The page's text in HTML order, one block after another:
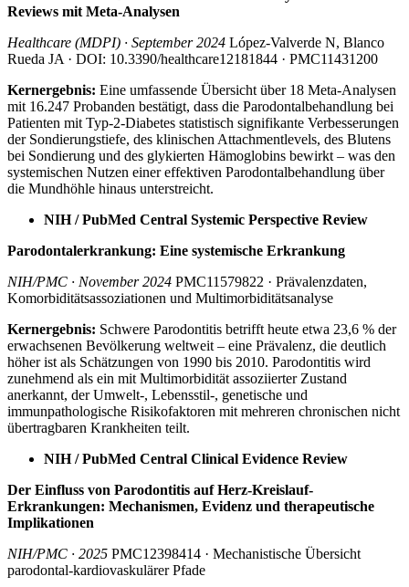
Reviews mit Meta-Analysen
Healthcare (MDPI) · September 2024 López-Valverde N, Blanco
Rueda JA · DOI: 10.3390/healthcare12181844 · PMC11431200
Kernergebnis: Eine umfassende Übersicht über 18 Meta-Analysen
mit 16.247 Probanden bestätigt, dass die Parodontalbehandlung bei
Patienten mit Typ-2-Diabetes statistisch signifikante Verbesserungen
der Sondierungstiefe, des klinischen Attachmentlevels, des Blutens
bei Sondierung und des glykierten Hämoglobins bewirkt – was den
systemischen Nutzen einer effektiven Parodontalbehandlung über
die Mundhöhle hinaus unterstreicht.
NIH / PubMed Central Systemic Perspective Review
Parodontalerkrankung: Eine systemische Erkrankung
NIH/PMC · November 2024 PMC11579822 · Prävalenzdaten,
Komorbiditätsassoziationen und Multimorbiditätsanalyse
Kernergebnis: Schwere Parodontitis betrifft heute etwa 23,6 % der
erwachsenen Bevölkerung weltweit – eine Prävalenz, die deutlich
höher ist als Schätzungen von 1990 bis 2010. Parodontitis wird
zunehmend als ein mit Multimorbidität assoziierter Zustand
anerkannt, der Umwelt-, Lebensstil-, genetische und
immunpathologische Risikofaktoren mit mehreren chronischen nicht
übertragbaren Krankheiten teilt.
NIH / PubMed Central Clinical Evidence Review
Der Einfluss von Parodontitis auf Herz-Kreislauf-
Erkrankungen: Mechanismen, Evidenz und therapeutische
Implikationen
NIH/PMC · 2025 PMC12398414 · Mechanistische Übersicht
parodontal-kardiovaskulärer Pfade